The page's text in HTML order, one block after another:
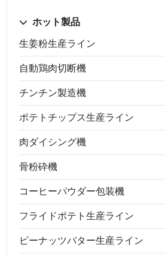
ホット製品
生姜粉生産ライン
自動鶏肉切断機
チンチン製造機
ポテトチップス生産ライン
肉ダイシング機
骨粉砕機
コーヒーパウダー包装機
フライドポテト生産ライン
ピーナッツバター生産ライン